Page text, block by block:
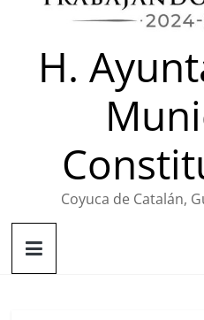
H.
Coyuca de Catalán,